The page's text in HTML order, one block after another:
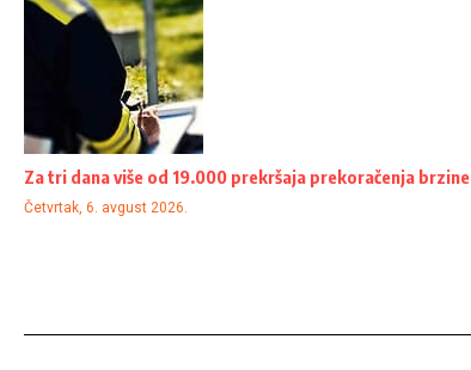
Za tri dana više od 19.000 prekršaja prekoračenja brzine
Četvrtak, 6. avgust 2026.